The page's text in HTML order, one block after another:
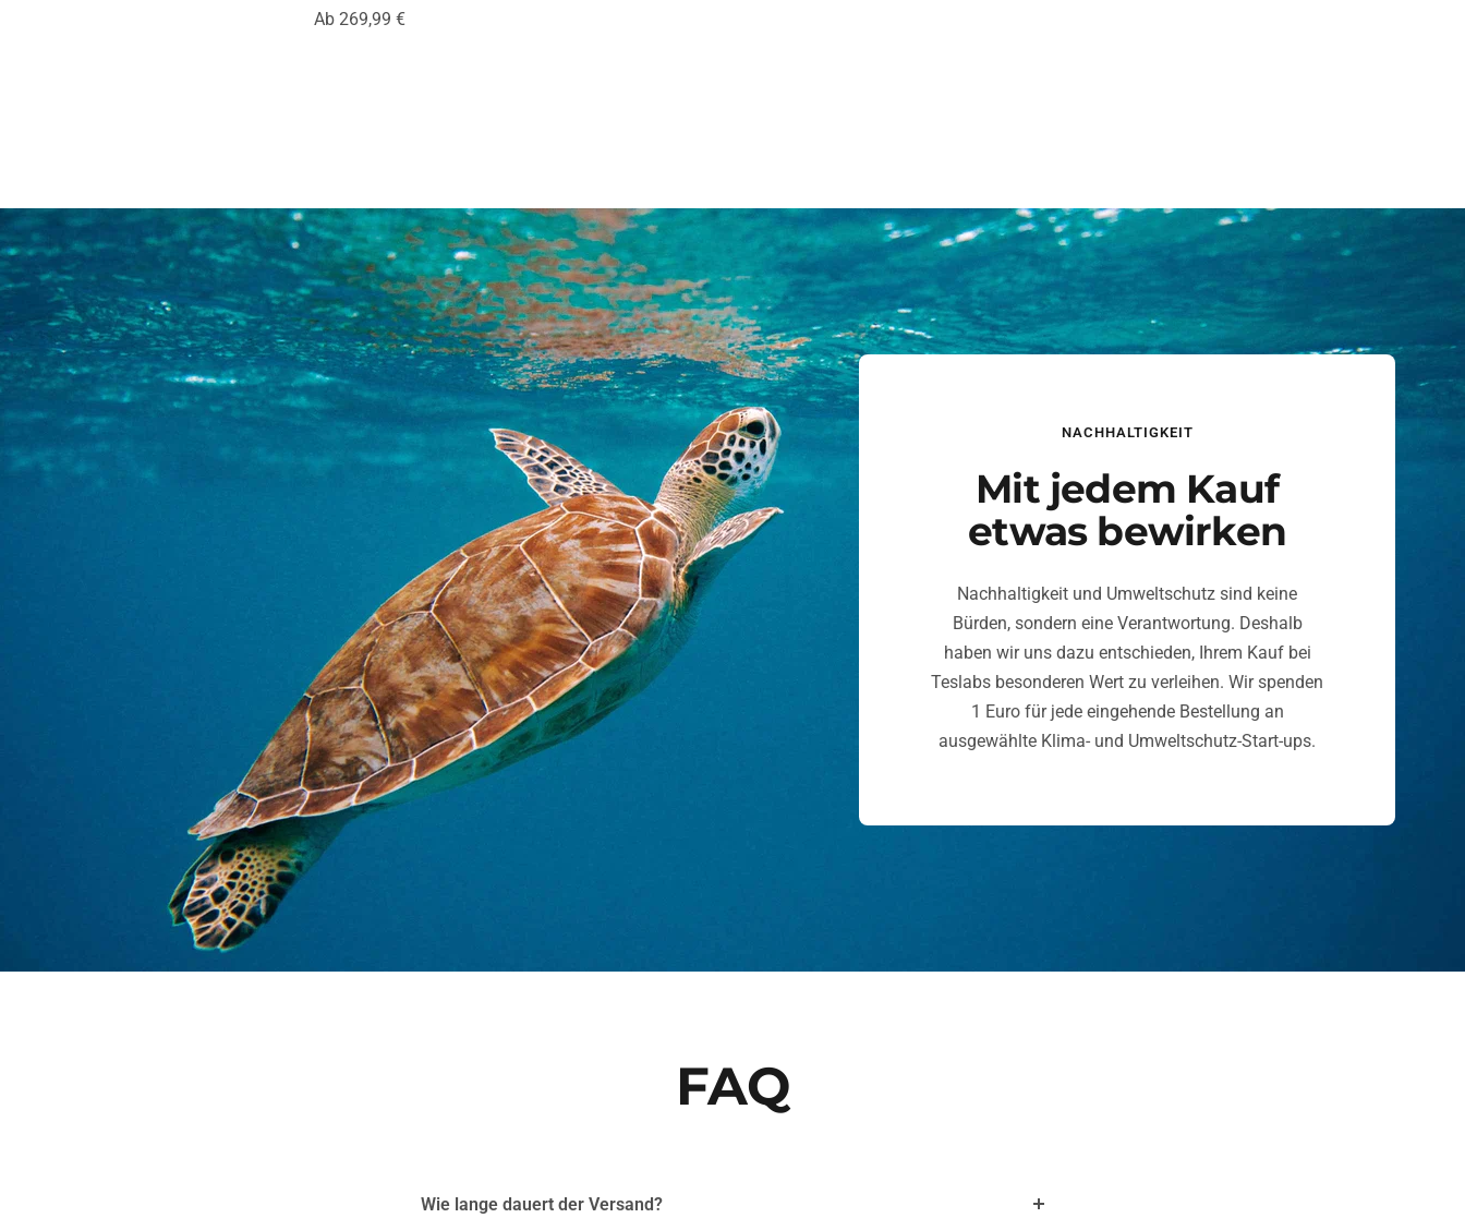
Angebotspreis
Ab 269,99 €
NACHHALTIGKEIT
Mit jedem Kauf
etwas bewirken
Nachhaltigkeit und Umweltschutz sind keine
Bürden, sondern eine Verantwortung. Deshalb
haben wir uns dazu entschieden, Ihrem Kauf bei
Teslabs besonderen Wert zu verleihen. Wir spenden
1 Euro für jede eingehende Bestellung an
ausgewählte Klima- und Umweltschutz-Start-ups.
FAQ
Wie lange dauert der Versand?